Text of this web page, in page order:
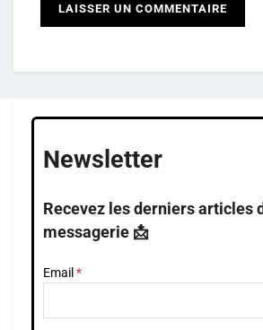
Newsletter
Recevez les derniers articles
messagerie 📩
Email